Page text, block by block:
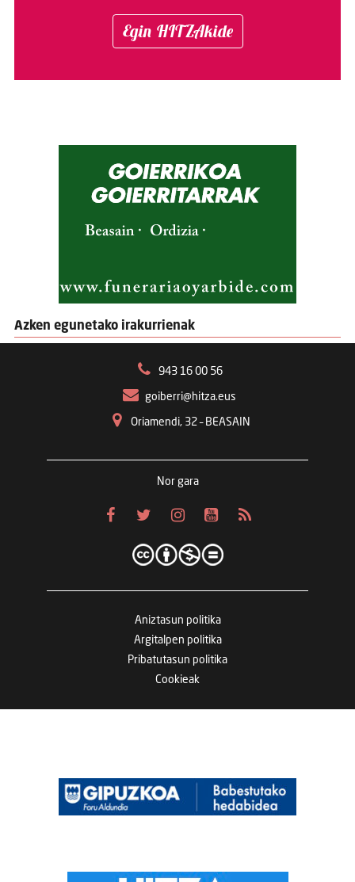
Egin HITZAkide
Azken egunetako irakurrienak
943 16 00 56
goiberri@hitza.eus
Oriamendi, 32 – BEASAIN
Nor gara
Aniztasun politika
Argitalpen politika
Pribatutasun politika
Cookieak